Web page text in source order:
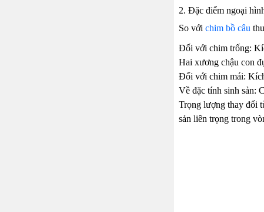
2. Đặc điểm ngoại
So với chim bồ câu
Đối với chim trống:
Hai xương chậu con
Đối với chim mái:
Về đặc tính sinh sản:
Trọng lượng thay đổi
sản liên trọng trong